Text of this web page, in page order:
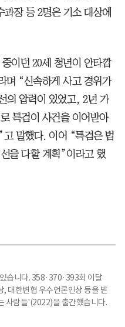
장 등 2명은 기소 대상에
이던 20세 청년이 안타깝
며 “신속하게 사고 경위가
의 압력이 있었고, 2년 가
특검이 사건을 이어받아
말했다. 이어 “특검은 법
을 다할 계획”이라고 했
습니다. 358·370·393회 이달
대한변협 우수언론인상 등을 받
사람들'(2022)을 출간했습니다.